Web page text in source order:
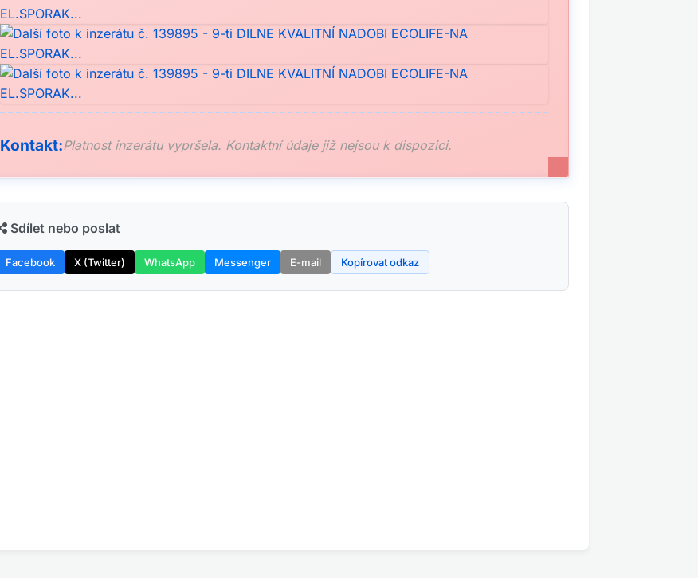
Kontakt:Platnost inzerátu vypršela. Kontaktní údaje již nejsou k dispozici.
Sdílet nebo poslat
Facebook X (Twitter) WhatsApp Messenger E-mail Kopírovat odkaz